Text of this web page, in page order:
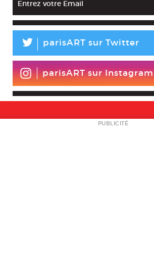
L parisART sur Twitter
parisART sur Instagram
NEWSLETTER
PUBLICITÉ